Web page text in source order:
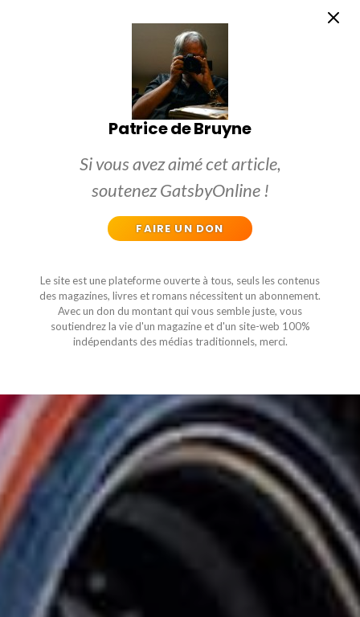
Patrice de Bruyne
Si vous avez aimé cet article,
soutenez GatsbyOnline !
FAIRE UN DON
Le site est une plateforme ouverte à tous, seuls les contenus
des magazines, livres et romans nécessitent un abonnement.
Avec un don du montant qui vous semble juste, vous
soutiendrez la vie d'un magazine et d'un site-web 100%
indépendants des médias traditionnels, merci.